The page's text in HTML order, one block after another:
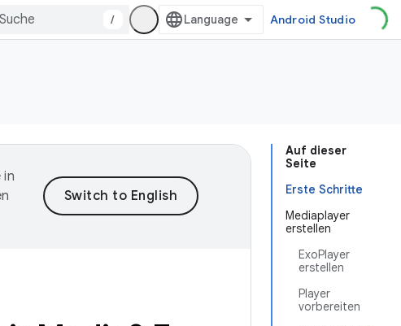
/ Android Studio
Auf dieser
Seite
Erste Schritte
Mediaplayer
erstellen
ExoPlayer
erstellen
Player
vorbereiten
in